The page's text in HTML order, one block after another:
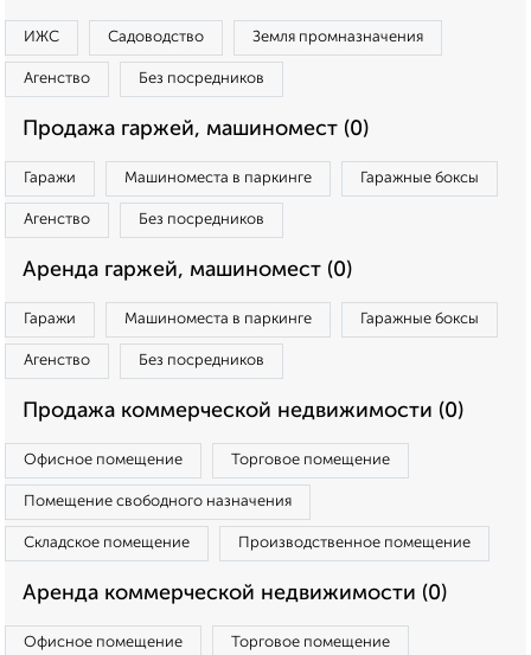
ИЖС Садоводство Земля промназначения
Агенство Без посредников
Продажа гаржей, машиномест (0)
Гаражи Машиноместа в паркинге Гаражные боксы
Агенство Без посредников
Аренда гаржей, машиномест (0)
Гаражи Машиноместа в паркинге Гаражные боксы
Агенство Без посредников
Продажа коммерческой недвижимости (0)
Офисное помещение Торговое помещение
Помещение свободного назначения
Складское помещение Производственное помещение
Аренда коммерческой недвижимости (0)
Офисное помещение Торговое помещение